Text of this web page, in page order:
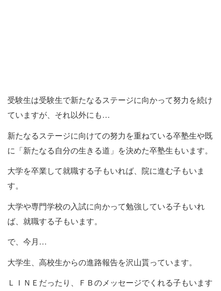
受験生は受験生で新たなるステージに向かって努力を続け
ていますが、それ以外にも…
新たなるステージに向けての努力を重ねている卒塾生や既
に「新たなる自分の生きる道」を決めた卒塾生もいます。
大学を卒業して就職する子もいれば、院に進む子もいま
す。
大学や専門学校の入試に向かって勉強している子もいれ
ば、就職する子もいます。
で、今月…
大学生、高校生からの進路報告を沢山貰っています。
ＬＩＮＥだったり、ＦＢのメッセージでくれる子もいます